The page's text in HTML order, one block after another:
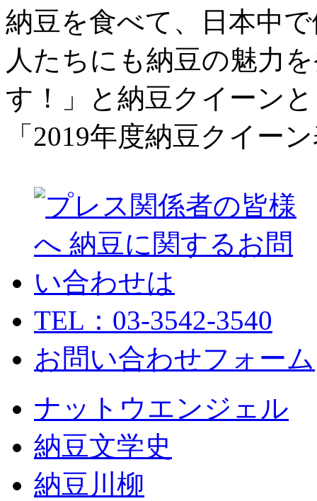
納豆を食べて、日本中
人たちにも納豆の魅力
す！」と納豆クイーン
「2019年度納豆クイー
TEL：03-3542-3540
お問い合わせフォーム
ナットウエンジェル
納豆文学史
納豆川柳